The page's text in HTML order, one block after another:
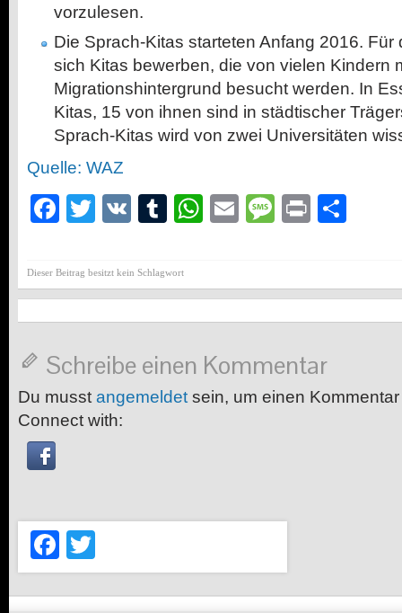
vorzulesen.
Die Sprach-Kitas starteten Anfang 2016. Für
sich Kitas bewerben, die von vielen Kindern
Migrationshintergrund besucht werden. In
Kitas, 15 von ihnen sind in städtischer
Sprach-Kitas wird von zwei Universitäten
Quelle: WAZ
Facebook
Twitter
VK Tumblr
WhatsApp
EmailMessage
Print
Dieser Beitrag besitzt kein Schlagwort
Schreibe einen Kommentar
Du musst angemeldet sein, um einen
Connect with:
Facebook